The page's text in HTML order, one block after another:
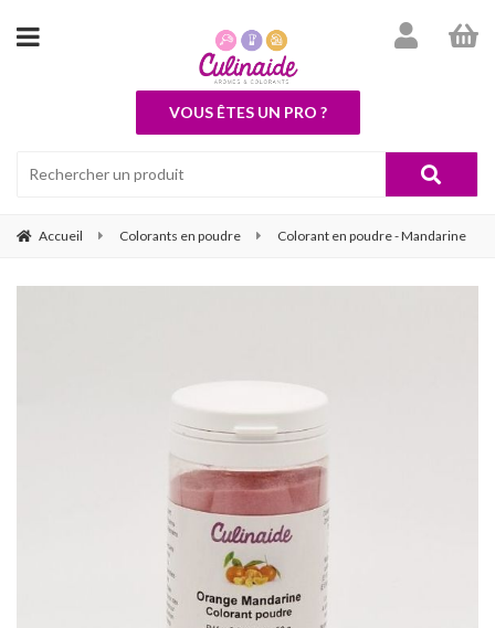
VOUS ÊTES UN PRO ?
Accueil Colorants en poudre Colorant en poudre - Mandarine